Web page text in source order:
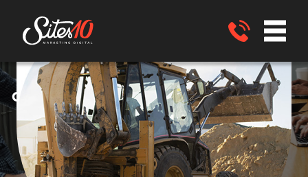
Criação de anúncios noGoogle ADS no
Google ADSpara EMPRESAS de
LOCAÇÕES de EQUIPAMENTOsSão
João Nepomuceno - MG